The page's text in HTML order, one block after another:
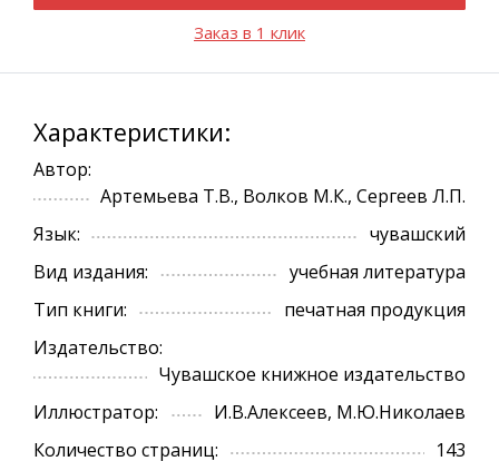
Заказ в 1 клик
Характеристики:
Автор:
Артемьева Т.В., Волков М.К., Сергеев Л.П.
Язык:
чувашский
Вид издания:
учебная литература
Тип книги:
печатная продукция
Издательство:
Чувашское книжное издательство
Иллюстратор:
И.В.Алексеев, М.Ю.Николаев
Количество страниц:
143